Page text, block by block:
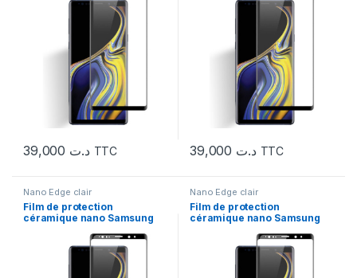
د.ت TTC د.ت TTC
Nano Edge clair
Film de protection
céramique nano Samsung
Nano Edge clair
Film de protection
céramique nano Samsung